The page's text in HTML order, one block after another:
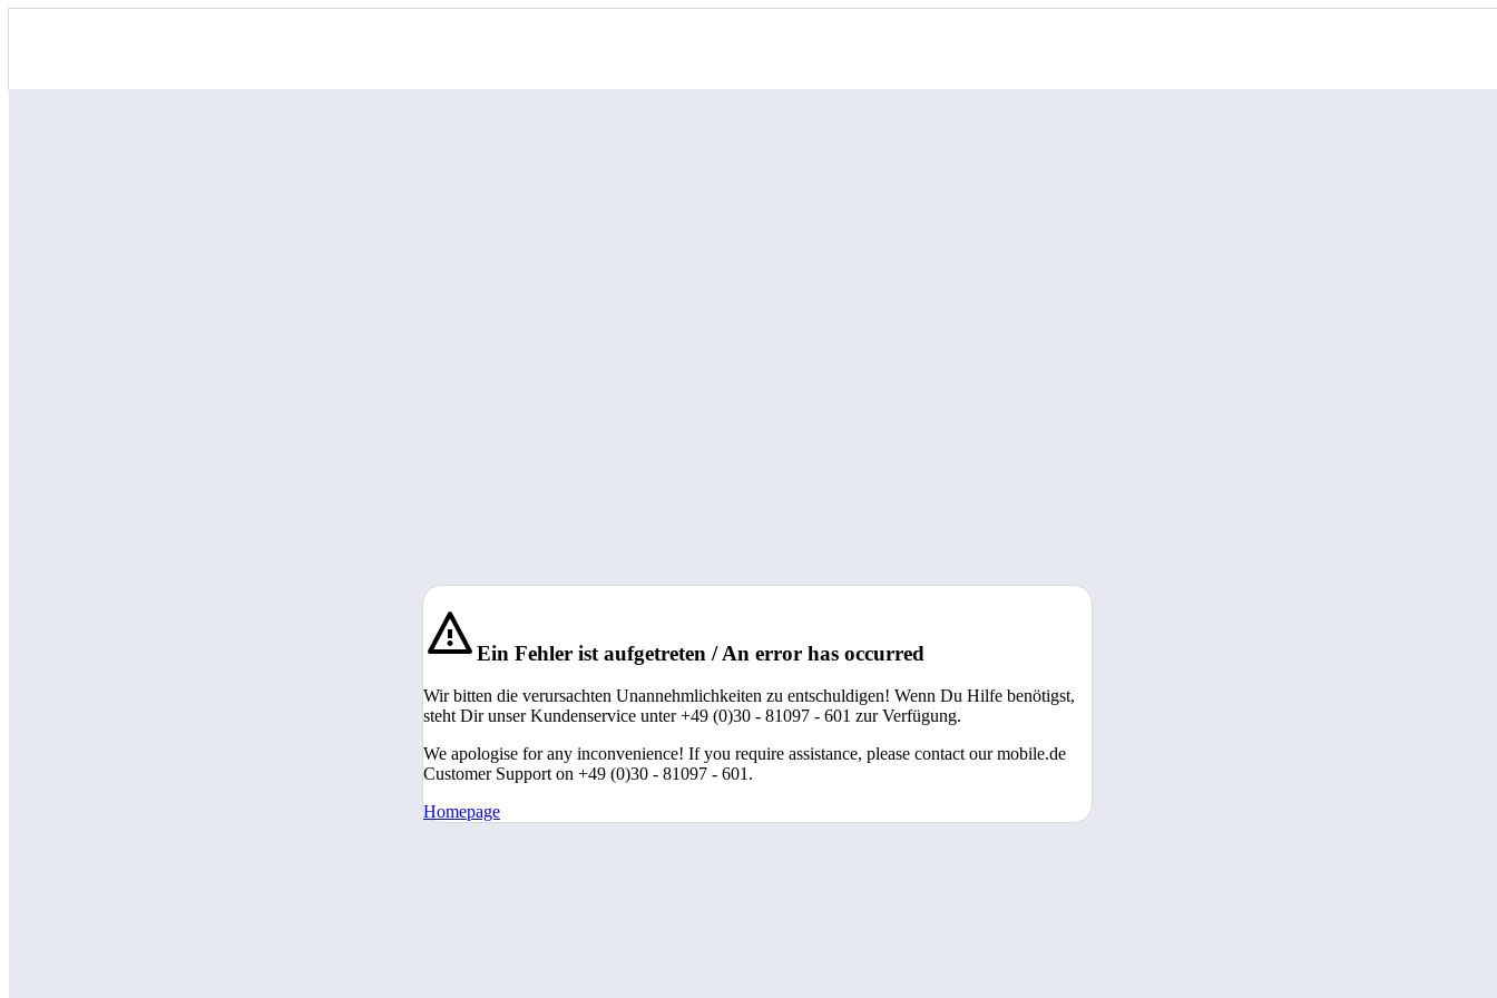
Ein Fehler ist aufgetreten / An error has occurred
Wir bitten die verursachten Unannehmlichkeiten zu entschuldigen! Wenn Du Hilfe benötigst,
steht Dir unser Kundenservice unter +49 (0)30 - 81097 - 601 zur Verfügung.
We apologise for any inconvenience! If you require assistance, please contact our mobile.de
Customer Support on +49 (0)30 - 81097 - 601.
Homepage